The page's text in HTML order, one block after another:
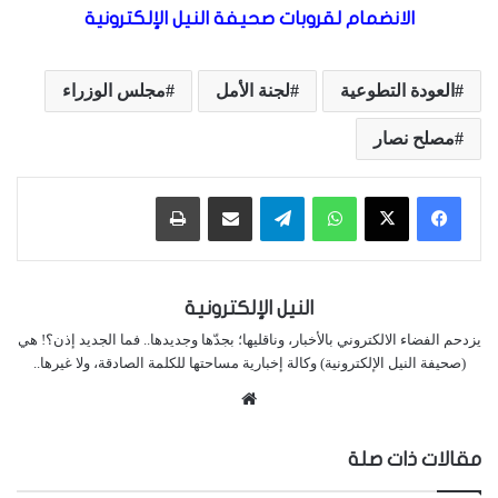
الانضمام لقروبات صحيفة النيل الإلكترونية
العودة التطوعية لجنة الأمل مجلس الوزراء
مصلح نصار
واتساب تيلقرام مشاركة عبر البريد طباعة
النيل الإلكترونية
يزدحم الفضاء الالكتروني بالأخبار، وناقليها؛ بجدّها وجديدها.. فما الجديد إذن؟! هي
(صحيفة النيل الإلكترونية) وكالة إخبارية مساحتها للكلمة الصادقة، ولا غيرها..
مقالات ذات صلة